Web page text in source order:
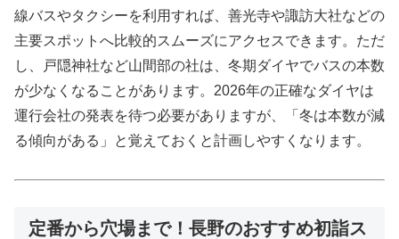
線バスやタクシーを利用すれば、善光寺や諏訪大社などの
主要スポットへ比較的スムーズにアクセスできます。ただ
し、戸隠神社など山間部の社は、冬期ダイヤでバスの本数
が少なくなることがあります。2026年の正確なダイヤは
運行会社の発表を待つ必要がありますが、「冬は本数が減
る傾向がある」と覚えておくと計画しやすくなります。
定番から穴場まで！長野のおすすめ初詣ス